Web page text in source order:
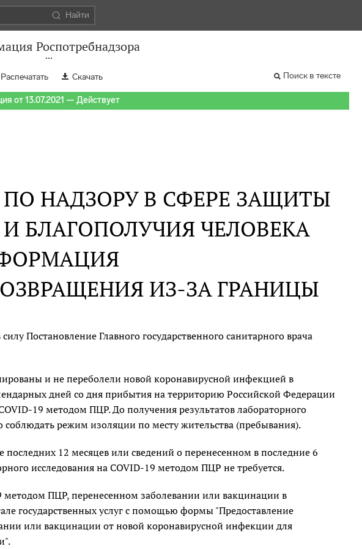
Найти
Роспотребнадзора
Распечатать Скачать Поиск в тексте
от 13.07.2021 — Действует
НАДЗОРУ В СФЕРЕ ЗАЩИТЫ
БЛАГОПОЛУЧИЯ ЧЕЛОВЕКА
ИЗ-ЗА ГРАНИЦЫ
Постановление Главного государственного санитарного врача
и не переболели новой коронавирусной инфекцией в
дней со дня прибытия на территорию Российской Федерации
19 методом ПЦР. До получения результатов лабораторного
режим изоляции по месту жительства (пребывания).
12 месяцев или сведений о перенесенном в последние 6
исследования на COVID-19 методом ПЦР не требуется.
методом ПЦР, перенесенном заболевании или вакцинации в
государственных услуг с помощью формы "Предоставление
или вакцинации от новой коронавирусной инфекции для